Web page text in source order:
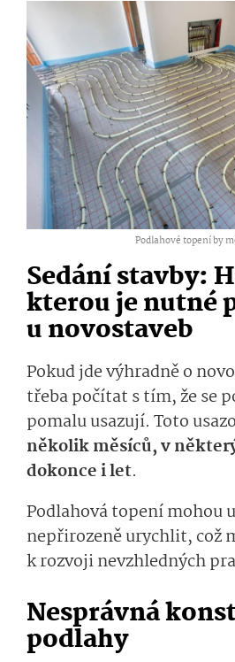
Podlahové topení by
Sedání stavby:
kterou je nutné
u novostaveb
Pokud jde výhradně o
třeba počítat s tím, že se
pomalu usazují. Toto
několik měsíců, v
dokonce i let.
Podlahová topení mohou
nepřirozeně urychlit, což
k rozvoji nevzhledných
Nesprávná
podlahy